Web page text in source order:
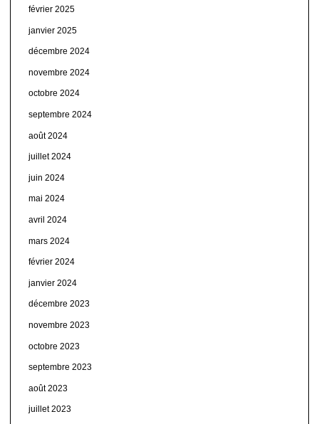
février 2025
janvier 2025
décembre 2024
novembre 2024
octobre 2024
septembre 2024
août 2024
juillet 2024
juin 2024
mai 2024
avril 2024
mars 2024
février 2024
janvier 2024
décembre 2023
novembre 2023
octobre 2023
septembre 2023
août 2023
juillet 2023